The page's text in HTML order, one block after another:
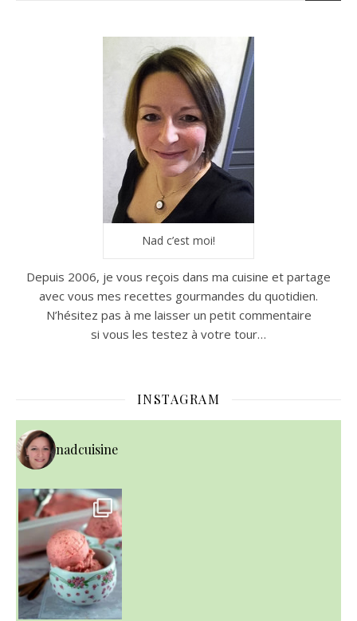
Nad c’est moi!
Depuis 2006, je vous reçois dans ma cuisine et partage
avec vous mes recettes gourmandes du quotidien.
N’hésitez pas à me laisser un petit commentaire
si vous les testez à votre tour…
INSTAGRAM
nadcuisine
~ NICE CREAM À LA FRAISE ~
Presque un mois que